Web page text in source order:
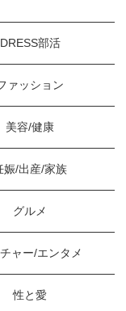
DRESS部活
ァッション
美容/健康
娠/出産/家族
グルメ
ャー/エンタメ
性と愛